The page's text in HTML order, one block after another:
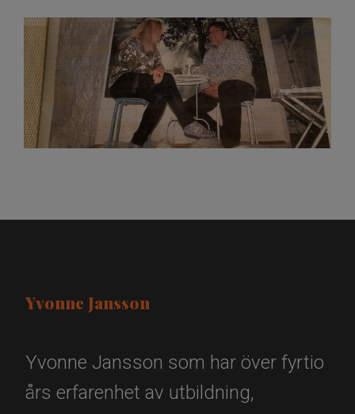
Yvonne Jansson
Yvonne Jansson som har över fyrtio
års erfarenhet av utbildning,